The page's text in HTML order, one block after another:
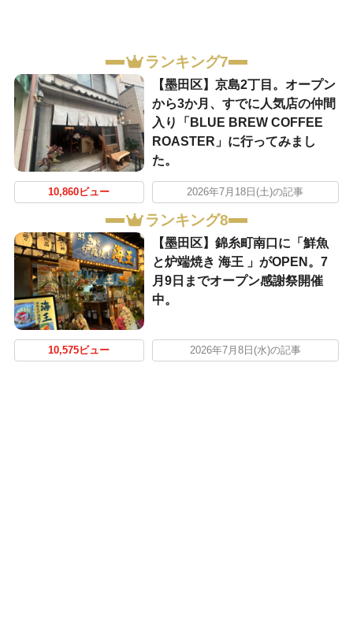
ランキング7
【墨田区】京島2丁目。オープン
から3か月、すでに人気店の仲間
入り「BLUE BREW COFFEE
ROASTER」に行ってみまし
た。
10,860ビュー 2026年7月18日(土)の記事
ランキング8
【墨田区】錦糸町南口に「鮮魚
と炉端焼き 海王 」がOPEN。7
月9日までオープン感謝祭開催
中。
10,575ビュー 2026年7月8日(水)の記事